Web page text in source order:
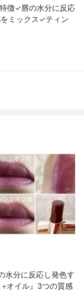
徴✓唇の水分に反応
ミックス✓ティン
分に反応し発色す
オイル』3つの質感